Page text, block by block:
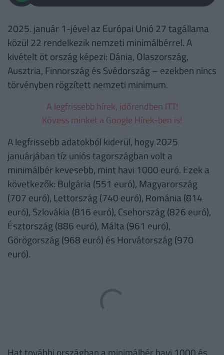
2025. január 1-jével az Európai Unió 27 tagállama
közül 22 rendelkezik nemzeti minimálbérrel. A
kivételt öt ország képezi: Dánia, Olaszország,
Ausztria, Finnország és Svédország – ezekben nincs
törvényben rögzített nemzeti minimum.
A legfrissebb hírek, időrendben ITT!
Kövess minket a Google Hírek-ben is!
A legfrissebb adatokból kiderül, hogy 2025
januárjában tíz uniós tagországban volt a
minimálbér kevesebb, mint havi 1000 euró. Ezek a
következők: Bulgária (551 euró), Magyarország
(707 euró), Lettország (740 euró), Románia (814
euró), Szlovákia (816 euró), Csehország (826 euró),
Észtország (886 euró), Málta (961 euró),
Görögország (968 euró) és Horvátország (970
euró).